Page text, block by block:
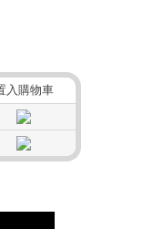
入購物車